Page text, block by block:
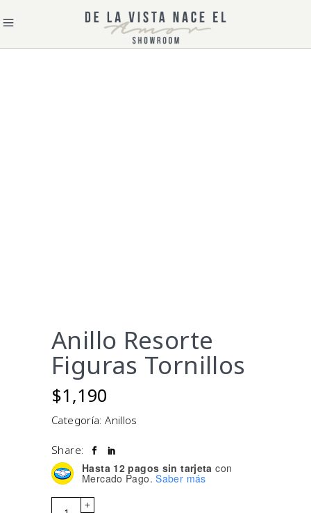
Anillo Resorte
Figuras Tornillos
$1,190
Categoría:Anillos
Share:
Hasta 12 pagos sin tarjeta con
Mercado Pago. Saber más
Quantity